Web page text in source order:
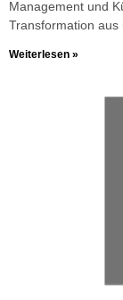
Management und
Transformation aus
Weiterlesen »